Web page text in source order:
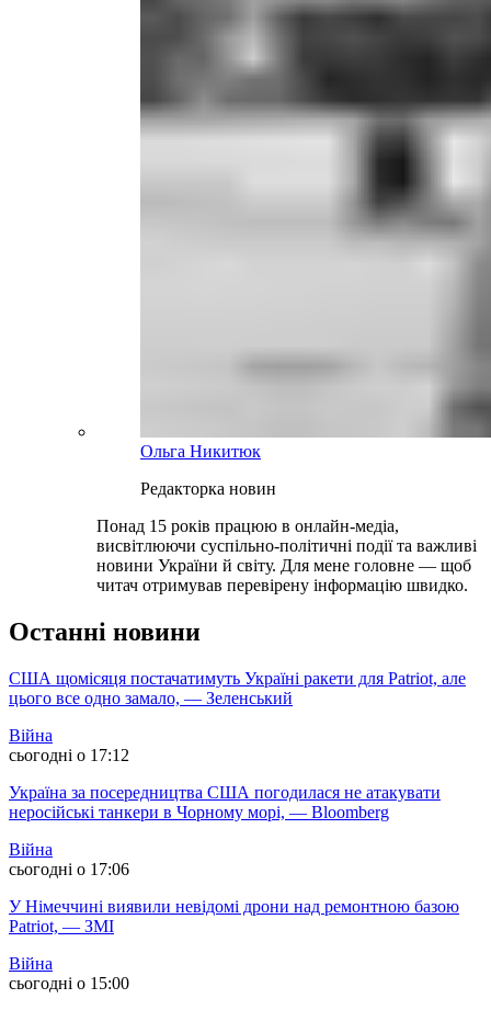
Ольга Никитюк
Редакторка новин
Понад 15 років працюю в онлайн-медіа,
висвітлюючи суспільно-політичні події та важливі
новини України й світу. Для мене головне — щоб
читач отримував перевірену інформацію швидко.
Останні новини
США щомісяця постачатимуть Україні ракети для Patriot, але
цього все одно замало, — Зеленський
Війна
сьогодні о 17:12
Україна за посередництва США погодилася не атакувати
неросійські танкери в Чорному морі, — Bloomberg
Війна
сьогодні о 17:06
У Німеччині виявили невідомі дрони над ремонтною базою
Patriot, — ЗМІ
Війна
сьогодні о 15:00